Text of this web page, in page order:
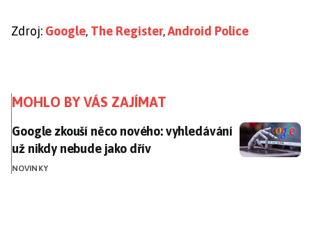
Zdroj: Google, The Register,Android Police
MOHLO BY VÁS ZAJÍMAT
Google zkouší něco nového: vyhledávání už nikdy
Google zkouší něco nového: vyhledávání
už nikdy nebude jako dřív
NOVINKY